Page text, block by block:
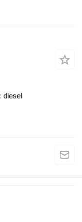
diesel